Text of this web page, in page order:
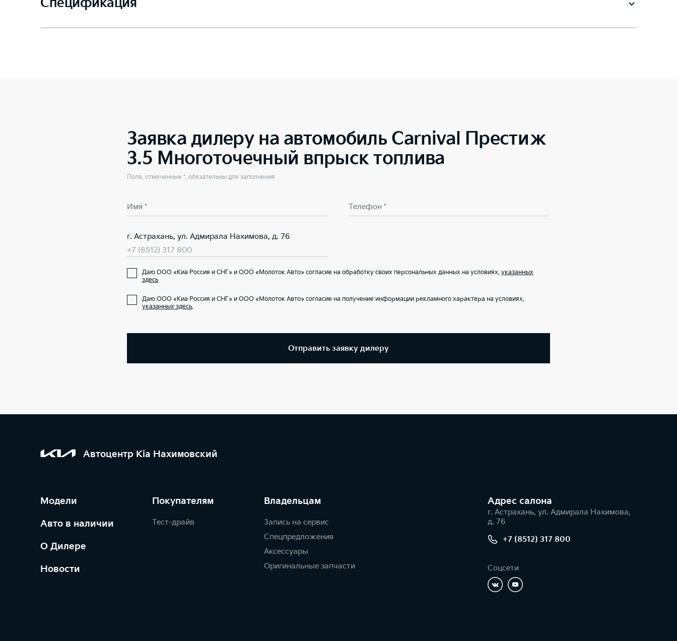
Спецификация
Заявка дилеру на автомобиль Carnival Престиж
3.5 Многоточечный впрыск топлива
Поля, отмеченные *, обязательны для заполнения
Имя * Телефон *
г. Астрахань, ул. Адмирала Нахимова, д. 76
+7 (8512) 317 800
Даю ООО «Киа Россия и СНГ» и ООО «Молоток Авто» согласие на обработку своих персональных данных на условиях, указанных
здесь
Даю ООО «Киа Россия и СНГ» и ООО «Молоток Авто» согласие на получение информации рекламного характера на условиях,
указанных здесь.
Отправить заявку дилеру
Автоцентр Kia Нахимовский
Модели
Авто в наличии
О Дилере
Новости
Покупателям
Тест-драйв
Владельцам
Запись на сервис
Спецпредложения
Аксессуары
Оригинальные запчасти
Адрес салонa
г. Астрахань, ул. Адмирала Нахимова,
д. 76
+7 (8512) 317 800
Соцсети